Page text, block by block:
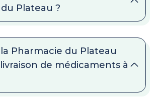
Plateau ?
Pharmacie du Plateau
de médicaments à